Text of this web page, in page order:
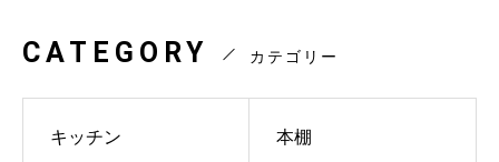
CATEGORY カテゴリー
キッチン 本棚